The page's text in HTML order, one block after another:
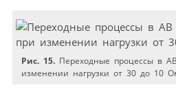
Рис. 15. Переходные процессы в
изменении нагрузки от 30 до 10